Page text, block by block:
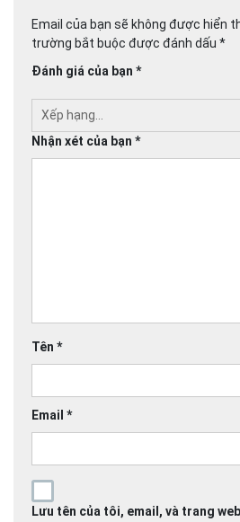
Email của bạn sẽ không được hiển
trường bắt buộc được đánh dấu *
Đánh giá của bạn *
Nhận xét của bạn *
Tên *
Email *
Lưu tên của tôi, email, và trang